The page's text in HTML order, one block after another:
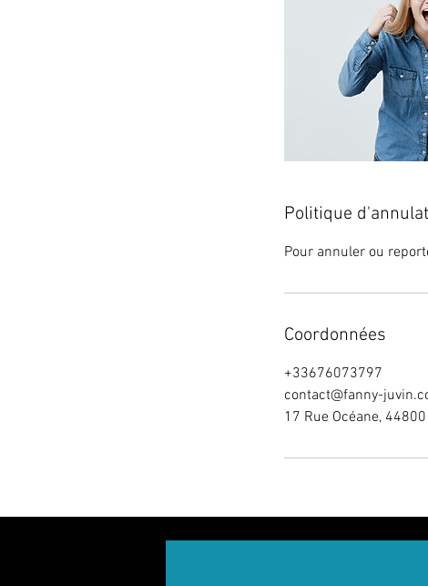
Politique
Pour annuler ou
Coordonnées
+33676073797
contact@fanny-
17 Rue Océane,